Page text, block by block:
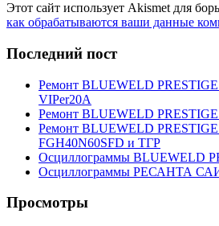
Этот сайт использует Akismet для
как обрабатываются ваши данные
Последний пост
Ремонт BLUEWELD
VIPer20A
Ремонт BLUEWELD
Ремонт BLUEWELD
FGH40N60SFD и ТГР
Осциллограммы BLUEWELD
Осциллограммы РЕСАНТА САИ
Просмотры